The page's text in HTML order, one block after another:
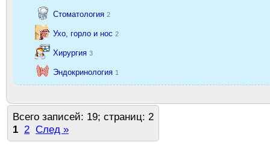
Стоматология 2
Ухо, горло и нос 2
Хирургия 3
Эндокринология 1
Всего записей: 19; страниц: 2
1 2 След »